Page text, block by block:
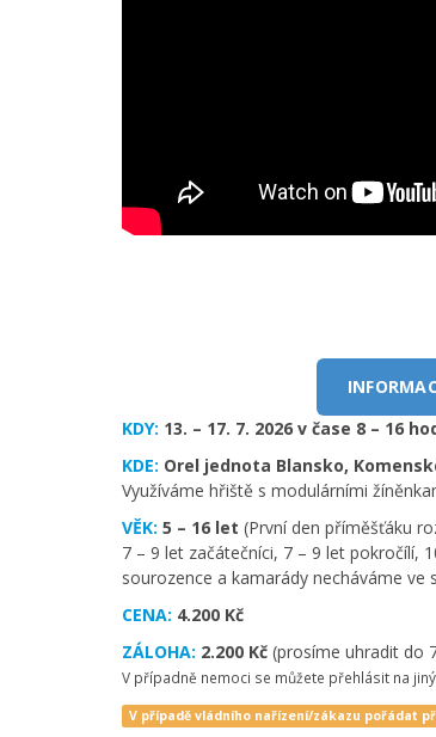
KDY: 13. – 17. 7. 2026 v čase 8 – 16
KDE: Orel jednota Blansko,
Využíváme hřiště s modulárními
VĚK: 5 – 16 let (První den příměšťáku
7 – 9 let začátečníci, 7 – 9 let pokročílí,
sourozence a kamarády necháváme ve
CENA: 4.200 Kč
ZÁLOHA: 2.200 Kč (prosíme uhradit do
V případně nemoci se můžete přehlásit na
V případě vládního nařízení/zákazu pořádat